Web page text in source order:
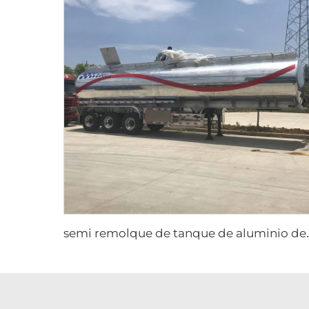
emi